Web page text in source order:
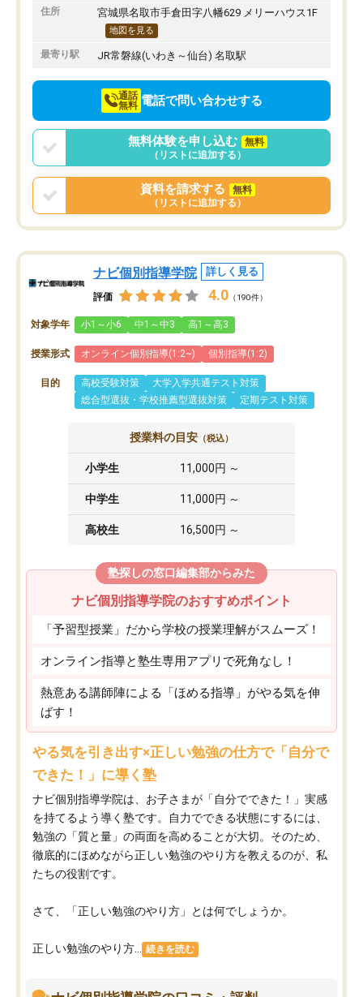
ていますが、それを加味しても通って
損はないなと感じています。
塾だと思います。
住所 宮城県名取市手倉田字八幡629 メリーハウス1F
地図を見る
最寄り駅 JR常磐線(いわき～仙台) 名取駅
通話
無料 電話で問い合わせする
無料体験を申し込む
無料
（リストに追加する）
資料を請求する
無料
（リストに追加する）
ナビ個別指導学院 詳しく見る
評価 4.0 （190件）
対象学年 小1～小6 中1～中3 高1～高3
授業形式 オンライン個別指導(1:2~) 個別指導(1:2)
目的 高校受験対策
大学入学共通テスト対策
総合型選抜・学校推薦型選抜対策
定期テスト対策
授業料の目安 （税込）
小学生 11,000円 ～
中学生 11,000円 ～
高校生 16,500円 ～
塾探しの窓口編集部からみた
ナビ個別指導学院のおすすめポイント
「予習型授業」だから学校の授業理解がスムーズ！
オンライン指導と塾生専用アプリで死角なし！
熱意ある講師陣による「ほめる指導」がやる気を伸
ばす！
やる気を引き出す×正しい勉強の仕方で「自分で
できた！」に導く塾
ナビ個別指導学院は、お子さまが「自分でできた！」実感
を持てるよう導く塾です。自力でできる状態にするには、
勉強の「質と量」の両面を高めることが大切。そのため、
徹底的にほめながら正しい勉強のやり方を教えるのが、私
たちの役割です。
さて、「正しい勉強のやり方」とは何でしょうか。
正しい勉強のやり方... 続きを読む